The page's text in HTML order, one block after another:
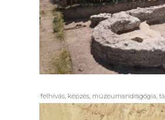
Régészeti
az egykori
felhívás, képzés, múzeumandragógia,